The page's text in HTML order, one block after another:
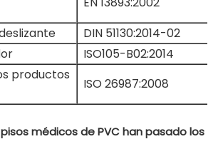
DIN 51130:2014-02
ISO105-B02:2014
productos
ISO 26987:2008
médicos de PVC han pasado los